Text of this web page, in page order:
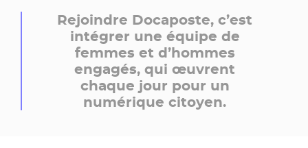
Rejoindre Docaposte, c’est
intégrer une équipe de
femmes et d’hommes
engagés, qui œuvrent
chaque jour pour un
numérique citoyen.